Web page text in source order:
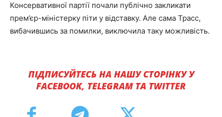
Консервативної партії почали публічно закликати
прем’єр-міністерку піти у відставку. Але сама Трасс,
вибачившись за помилки, виключила таку можливість.
ПІДПИСУЙТЕСЬ НА НАШУ СТОРІНКУ У
FACEBOOK, TELEGRAM ТА TWITTER